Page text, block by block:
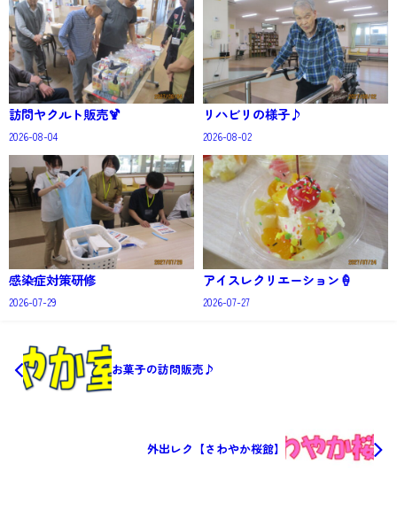
訪問ヤクルト販売🍹
2026-08-04
リハビリの様子♪
2026-08-02
感染症対策研修
2026-07-29
アイスレクリエーション🍦
2026-07-27
お菓子の訪問販売♪
外出レク【さわやか桜館】